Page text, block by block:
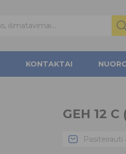
KONTAKTAI
GEH 12 C
Pasiteirauti